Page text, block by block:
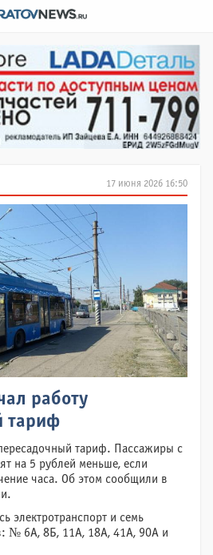
17 июня 2026 16:50
работу
тариф
тариф. Пассажиры с
на 5 рублей меньше, если
часа. Об этом сообщили в
электротранспорт и семь
№ 6А, 8Б, 11А, 18А, 41А, 90А и